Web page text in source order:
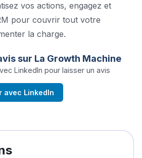
vos actions, engagez et
pour couvrir tout votre
la charge.
sur La Growth Machine
LinkedIn pour laisser un avis
avec LinkedIn